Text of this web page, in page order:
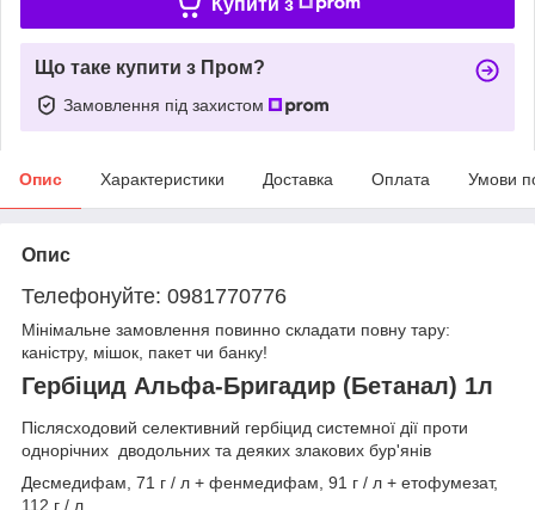
Що таке купити з Пром?
Замовлення під захистом
Опис Характеристики Доставка Оплата Умови
Опис
Телефонуйте: 0981770776
Мінімальне замовлення повинно складати повну тару:
каністру, мішок, пакет чи банку!
Гербіцид Альфа-Бригадир (Бетанал) 1л
Післясходовий селективний гербіцид системної дії проти
однорічних дводольних та деяких злакових бур'янів
Десмедифам, 71 г / л + фенмедифам, 91 г / л + етофумезат,
112 г / л